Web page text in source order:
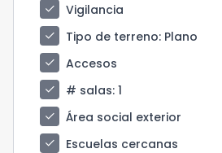
check
Vigilancia
check
Tipo de terreno: Plano
check
Accesos
check
# salas: 1
check
Área social exterior
check
Escuelas cercanas